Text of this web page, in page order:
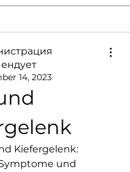
14, 2023
Kiefergelenk:
und